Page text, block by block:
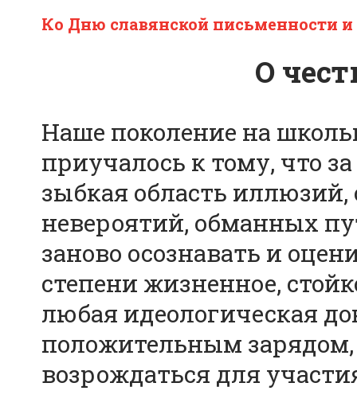
Ко Дню славянской письменности
О
Наше поколение на
приучалось к тому, что
зыбкая область иллюзий,
невероятий, обманных
заново осознавать и
степени жизненное,
любая идеологическая
положительным зарядом,
возрождаться для